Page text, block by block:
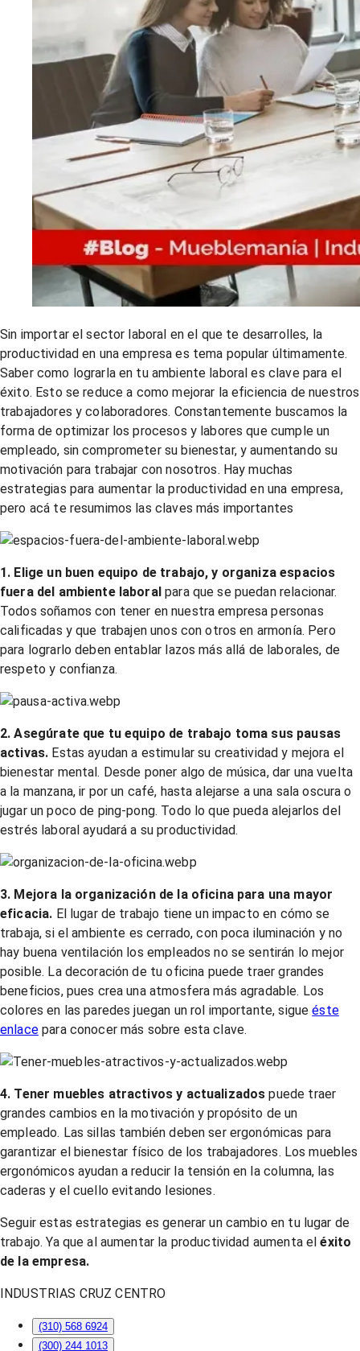
Sin importar el sector laboral en el que te desarrolles, la
productividad en una empresa es tema popular últimamente.
Saber como lograrla en tu ambiente laboral es clave para el
éxito. Esto se reduce a como mejorar la eficiencia de nuestros
trabajadores y colaboradores. Constantemente buscamos la
forma de optimizar los procesos y labores que cumple un
empleado, sin comprometer su bienestar, y aumentando su
motivación para trabajar con nosotros. Hay muchas
estrategias para aumentar la productividad en una empresa,
pero acá te resumimos las claves más importantes
1. Elige un buen equipo de trabajo, y organiza espacios
fuera del ambiente laboralpara que se puedan relacionar.
Todos soñamos con tener en nuestra empresa personas
calificadas y que trabajen unos con otros en armonía. Pero
para lograrlo deben entablar lazos más allá de laborales, de
respeto y confianza.
2. Asegúrate que tu equipo de trabajo toma sus pausas
activas. Estas ayudan a estimular su creatividad y mejora el
bienestar mental. Desde poner algo de música, dar una vuelta
a la manzana, ir por un café, hasta alejarse a una sala oscura o
jugar un poco de ping-pong. Todo lo que pueda alejarlos del
estrés laboral ayudará a su productividad.
3. Mejora la organización de la oficina para una mayor
eficacia. El lugar de trabajo tiene un impacto en cómo se
trabaja, si el ambiente es cerrado, con poca iluminación y no
hay buena ventilación los empleados no se sentirán lo mejor
posible. La decoración de tu oficina puede traer grandes
beneficios, pues crea una atmosfera más agradable. Los
colores en las paredes juegan un rol importante, sigueéste
enlacepara conocer más sobre esta clave.
4. Tener muebles atractivos y actualizadospuede traer
grandes cambios en la motivación y propósito de un
empleado. Las sillas también deben ser ergonómicas para
garantizar el bienestar físico de los trabajadores. Los muebles
ergonómicos ayudan a reducir la tensión en la columna, las
caderas y el cuello evitando lesiones.
Seguir estas estrategias es generar un cambio en tu lugar de
trabajo. Ya que al aumentar la productividad aumenta eléxito
de la empresa.
INDUSTRIAS CRUZ CENTRO
(310) 568 6924
(300) 244 1013